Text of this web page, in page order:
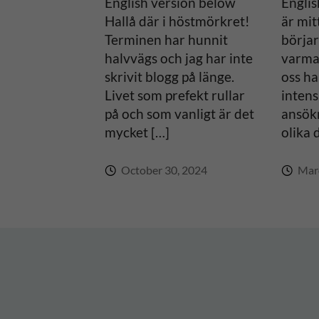
Hallå där i höstmörkret!
Terminen har hunnit
halvvägs och jag har inte
skrivit blogg på länge.
Livet som prefekt rullar
på och som vanligt är det
mycket […]
October 30, 2024
är
oss
olika